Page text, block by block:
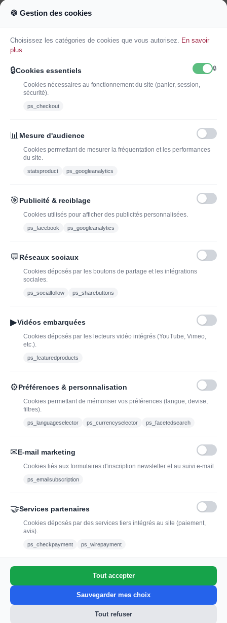
Ajouter au
panier
J'ADOPTEUNVIN
J'ai lu et j'accepte les conditions générales de vente
Offres du moment
Bouteilles d'exception
à découvrir| J’adopte un
vin
bouteille de champagne,
Caviste en ligne pour l’adoption de vin, champagne,
contact@jadopteunvin.fr
🍪 Gestion des cookies
Choisissez les catégories de cookies que vous autorisez. En savoir
plus
🔒Cookies essentiels 🔒
Cookies nécessaires au fonctionnement du site (panier, session,
sécurité).
ps_checkout
📊 Mesure d'audience
Cookies permettant de mesurer la fréquentation et les performances
du site.
statsproduct ps_googleanalytics
🎯Publicité & reciblage
Cookies utilisés pour afficher des publicités personnalisées.
ps_facebook ps_googleanalytics
💬Réseaux sociaux
Cookies déposés par les boutons de partage et les intégrations
sociales.
ps_socialfollow ps_sharebuttons
▶Vidéos embarquées
Cookies déposés par les lecteurs vidéo intégrés (YouTube, Vimeo,
etc.).
ps_featuredproducts
⚙Préférences & personnalisation
Cookies permettant de mémoriser vos préférences (langue, devise,
filtres).
ps_languageselector ps_currencyselector ps_facetedsearch
✉E-mail marketing
Cookies liés aux formulaires d'inscription newsletter et au suivi e-mail.
ps_emailsubscription
🤝Services partenaires
Cookies déposés par des services tiers intégrés au site (paiement,
avis).
ps_checkpayment ps_wirepayment
Tout accepter
Sauvegarder mes choix
Tout refuser